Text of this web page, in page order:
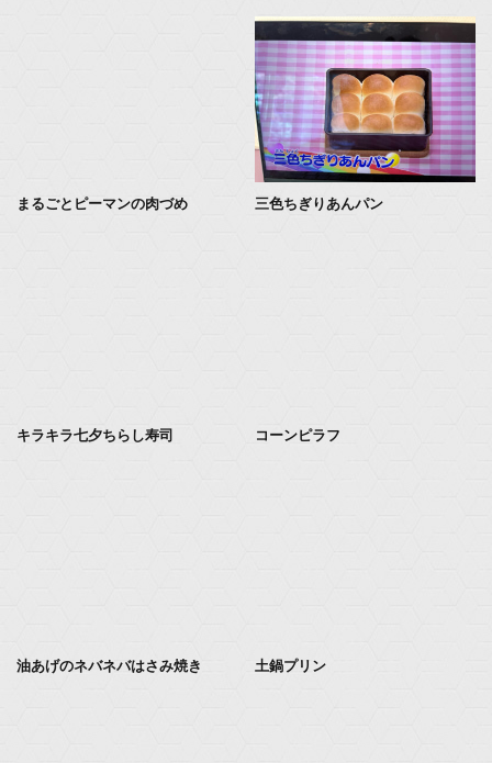
まるごとピーマンの肉づめ 三色ちぎりあんパン
キラキラ七夕ちらし寿司 コーンピラフ
油あげのネバネバはさみ焼き 土鍋プリン